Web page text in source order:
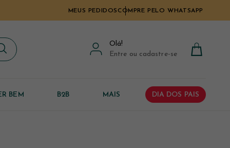
MEUS PEDIDOS COMPRE PELO WHATSAPP
Olá!
Entre ou cadastre-se
BEM B2B MAIS DIA DOS PAIS